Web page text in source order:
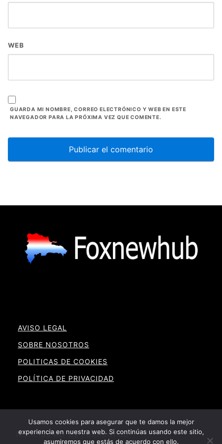
WEB
GUARDA MI NOMBRE, CORREO ELECTRÓNICO Y WEB EN ESTE
NAVEGADOR PARA LA PRÓXIMA VEZ QUE COMENTE.
AVISO LEGAL
SOBRE NOSOTROS
POLITICAS DE COOKIES
POLÍTICA DE PRIVACIDAD
Noticias RD By Foxnewhub
Usamos cookies para asegurar que te damos la mejor
experiencia en nuestra web. Si continúas usando este sitio,
asumiremos que estás de acuerdo con ello.